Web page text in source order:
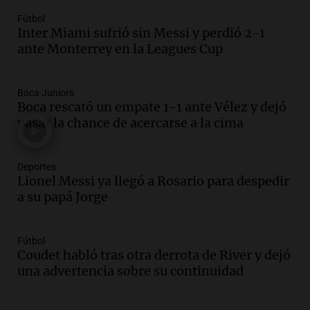
Audio.El orgullo y el sueño argentino de
Jorge Messi en una entrevista con Rony
Episodios
Audio.El abuelo de Agostina Vega, tras
Una mañana para todos
Episodios
Audio.Una nutricionista derribó el mito
conviene priorizar
Una mañana para todos
Episodios
Fútbol
Inter Miami sufrió sin Messi y perdió 2-1
ante Monterrey en la Leagues Cup
Boca Juniors
Boca rescató un empate 1-1 ante Vélez y dejó
pasar la chance de acercarse a la cima
Deportes
Lionel Messi ya llegó a Rosario para despedir
a su papá Jorge
Fútbol
Coudet habló tras otra derrota de River y dejó
una advertencia sobre su continuidad